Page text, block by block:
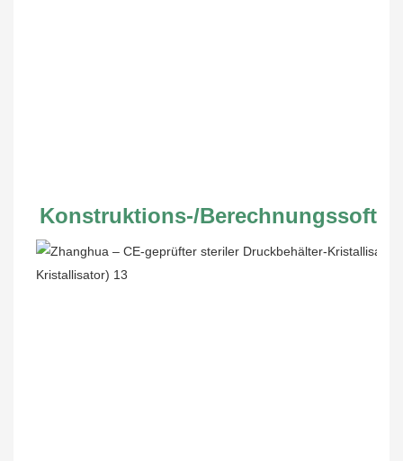
Konstruktions-/